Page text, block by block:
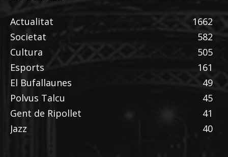
Actualitat
1662
Societat
582
Cultura
505
Esports
161
El Bufallaunes
49
Polvus Talcu
45
Gent de Ripollet
41
Jazz
40